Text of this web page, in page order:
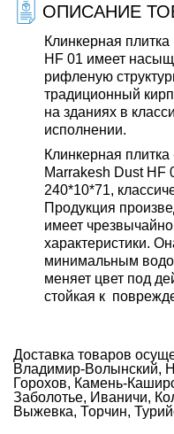
ОПИСАНИЕ
Клинкерная
HF 01 имеет
рифленую
традиционный
на зданиях в
исполнении.
Клинкерная
Marrakesh Dust HF
240*10*71,
Продукция
имеет
характеристики.
минимальным
меняет цвет под
стойкая к
Доставка товаров
Владимир-Волынский,
Горохов, Камень-
Заболотье, Иваничи,
Выжевка, Торчин,